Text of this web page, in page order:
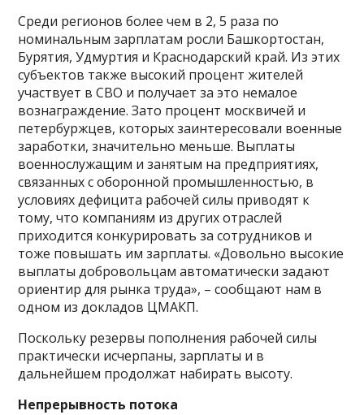
Среди регионов более чем в 2, 5 раза по
номинальным зарплатам росли Башкортостан,
Бурятия, Удмуртия и Краснодарский край. Из этих
субъектов также высокий процент жителей
участвует в СВО и получает за это немалое
вознаграждение. Зато процент москвичей и
петербуржцев, которых заинтересовали военные
заработки, значительно меньше. Выплаты
военнослужащим и занятым на предприятиях,
связанных с оборонной промышленностью, в
условиях дефицита рабочей силы приводят к
тому, что компаниям из других отраслей
приходится конкурировать за сотрудников и
тоже повышать им зарплаты. «Довольно высокие
выплаты добровольцам автоматически задают
ориентир для рынка труда», – сообщают нам в
одном из докладов ЦМАКП.
Поскольку резервы пополнения рабочей силы
практически исчерпаны, зарплаты и в
дальнейшем продолжат набирать высоту.
Непрерывность потока